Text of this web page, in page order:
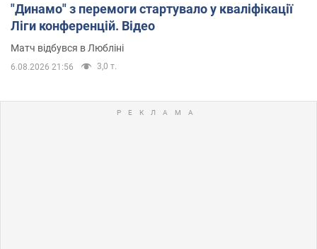
"Динамо" з перемоги стартувало у кваліфікації
Ліги конференцій. Відео
Матч відбувся в Любліні
6.08.2026 21:56 3,0 т.